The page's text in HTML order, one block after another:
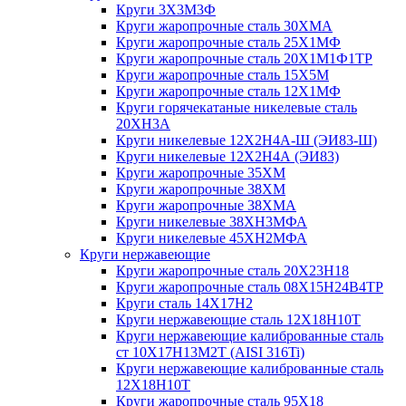
Круги 3Х3М3Ф
Круги жаропрочные сталь 30ХМА
Круги жаропрочные сталь 25Х1МФ
Круги жаропрочные сталь 20Х1М1Ф1ТР
Круги жаропрочные сталь 15Х5М
Круги жаропрочные сталь 12Х1МФ
Круги горячекатаные никелевые сталь
20ХН3А
Круги никелевые 12Х2Н4А-Ш (ЭИ83-Ш)
Круги никелевые 12Х2Н4А (ЭИ83)
Круги жаропрочные 35ХМ
Круги жаропрочные 38ХМ
Круги жаропрочные 38ХМА
Круги никелевые 38XH3MФА
Круги никелевые 45ХН2МФА
Круги нержавеющие
Круги жаропрочные сталь 20Х23Н18
Круги жаропрочные сталь 08Х15Н24В4ТР
Круги сталь 14Х17Н2
Круги нержавеющие сталь 12Х18Н10Т
Круги нержавеющие калиброванные сталь
ст 10Х17Н13М2Т (AISI 316Ti)
Круги нержавеющие калиброванные сталь
12Х18Н10Т
Круги жаропрочные сталь 95Х18